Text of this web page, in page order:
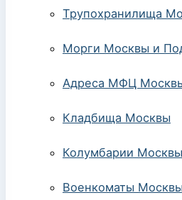
Трупохранилища
Морги Москвы и
Адреса МФЦ
Кладбища Москвы
Колумбарии Москвы
Военкоматы Москвы